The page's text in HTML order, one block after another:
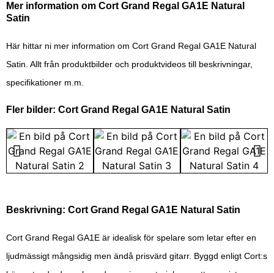
Mer information om Cort Grand Regal GA1E Natural
Satin
Här hittar ni mer information om Cort Grand Regal GA1E Natural
Satin. Allt från produktbilder och produktvideos till beskrivningar,
specifikationer m.m.
Fler bilder: Cort Grand Regal GA1E Natural Satin
Beskrivning: Cort Grand Regal GA1E Natural Satin
Cort Grand Regal GA1E är idealisk för spelare som letar efter en
ljudmässigt mångsidig men ändå prisvärd gitarr. Byggd enligt Cort:s